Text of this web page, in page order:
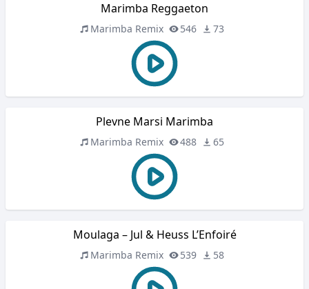
Marimba Reggaeton
Marimba Remix 546 73
Plevne Marsi Marimba
Marimba Remix 488 65
Moulaga – Jul & Heuss L’Enfoiré
Marimba Remix 539 58